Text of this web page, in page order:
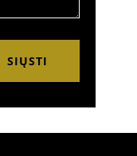
SIŲSTI